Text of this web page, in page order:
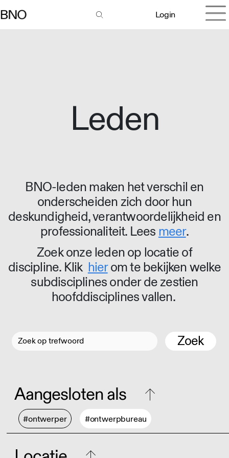
Login
Leden
BNO-leden maken het verschil en
onderscheiden zich door hun
deskundigheid, verantwoordelijkheid en
professionaliteit. Lees meer.
Zoek onze leden op locatie of
discipline. Klik hierom te bekijken welke
subdisciplines onder de zestien
hoofddisciplines vallen.
Zoek
Aangesloten als
#ontwerper #ontwerpbureau